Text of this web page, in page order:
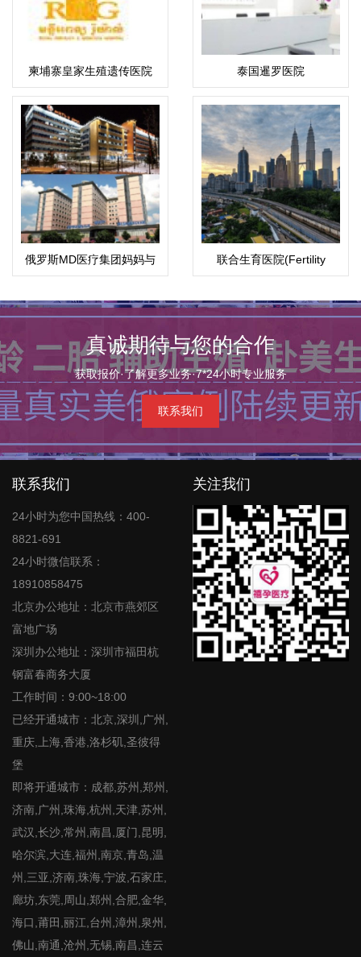
柬埔寨皇家生殖遗传医院 泰国暹罗医院
俄罗斯MD医疗集团妈妈与
孩子
联合生育医院(Fertility
Associates)
真诚期待与您的合作
获取报价·了解更多业务·7*24小时专业服务
联系我们
联系我们
24小时为您中国热线：400-
8821-691
24小时微信联系：
18910858475
北京办公地址：北京市燕郊区
富地广场
深圳办公地址：深圳市福田杭
钢富春商务大厦
工作时间：9:00~18:00
已经开通城市：北京,深圳,广州,
重庆,上海,香港,洛杉矶,圣彼得
堡
即将开通城市：成都,苏州,郑州,
济南,广州,珠海,杭州,天津,苏州,
武汉,长沙,常州,南昌,厦门,昆明,
哈尔滨,大连,福州,南京,青岛,温
州,三亚,济南,珠海,宁波,石家庄,
廊坊,东莞,周山,郑州,合肥,金华,
海口,莆田,丽江,台州,漳州,泉州,
佛山,南通,沧州,无锡,南昌,连云
关注我们